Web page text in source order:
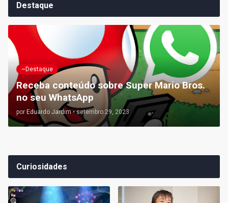
Destaque
~Destaque
Receba conteúdo sobre Super Mario Bros.
no seu WhatsApp
por Eduardo Jardim • setembro 29, 2023
Curiosidades